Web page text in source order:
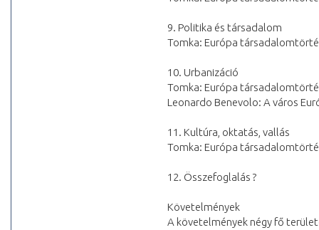
9. Politika és társadalom
Tomka: Európa
10. Urbanizáció
Tomka: Európa
Leonardo Benevolo: A város
11. Kultúra, oktatás, vallás
Tomka: Európa
12. Összefoglalás ?
Követelmények
A követelmények négy fő